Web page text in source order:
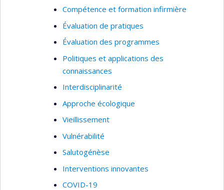
Compétence et formation infirmière
Évaluation de pratiques
Évaluation des programmes
Politiques et applications des
connaissances
Interdisciplinarité
Approche écologique
Vieillissement
Vulnérabilité
Salutogénèse
Interventions innovantes
COVID-19